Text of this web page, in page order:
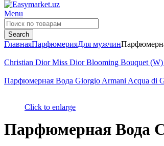
Menu
Search
ГлавнаяПарфюмерияДля мужчин
Christian Dior Miss Dior Blooming Bouquet
Парфюмерная Вода Giorgio Armani Acqua di
Click to enlarge
Парфюмерная Вода